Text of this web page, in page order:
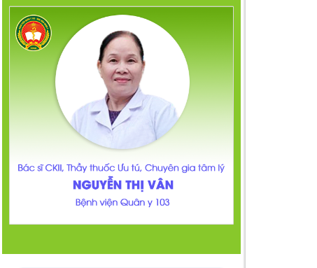
cảm: 5 loại phổ biến,
cơ chế hoạt động và
tác dụng phụ